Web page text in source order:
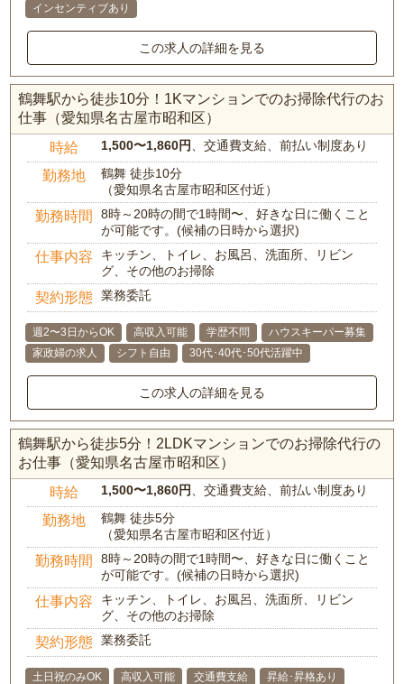
インセンティブあり
この求人の詳細を見る
鶴舞駅から徒歩10分！1Kマンションでのお掃除代行のお
仕事（愛知県名古屋市昭和区）
時給 1,500〜1,860円 、交通費支給、前払い制度あり
勤務地
鶴舞 徒歩10分
（愛知県名古屋市昭和区付近）
勤務時間
8時～20時の間で1時間〜、好きな日に働くこと
が可能です。(候補の日時から選択)
仕事内容
キッチン、トイレ、お風呂、洗面所、リビン
グ、その他のお掃除
契約形態 業務委託
週2〜3日からOK 高収入可能 学歴不問
ハウスキーパー募集
家政婦の求人
シフト自由 30代･40代･50代活躍中
この求人の詳細を見る
鶴舞駅から徒歩5分！2LDKマンションでのお掃除代行の
お仕事（愛知県名古屋市昭和区）
時給 1,500〜1,860円 、交通費支給、前払い制度あり
勤務地
鶴舞 徒歩5分
（愛知県名古屋市昭和区付近）
勤務時間
8時～20時の間で1時間〜、好きな日に働くこと
が可能です。(候補の日時から選択)
仕事内容
キッチン、トイレ、お風呂、洗面所、リビン
グ、その他のお掃除
契約形態 業務委託
土日祝のみOK 高収入可能 交通費支給
昇給･昇格あり